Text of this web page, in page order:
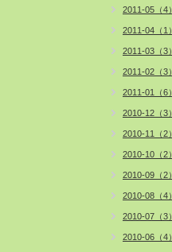
2011-05（4）
2011-04（1）
2011-03（3）
2011-02（3）
2011-01（6）
2010-12（3）
2010-11（2）
2010-10（2）
2010-09（2）
2010-08（4）
2010-07（3）
2010-06（4）